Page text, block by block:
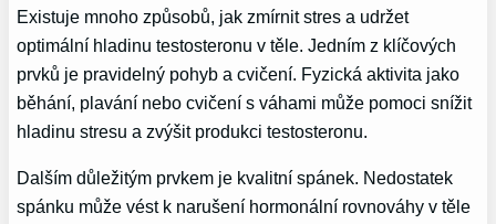
Existuje mnoho způsobů, jak zmírnit stres a udržet
optimální hladinu testosteronu v těle. Jedním z klíčových
prvků je pravidelný pohyb a cvičení. Fyzická aktivita jako
běhání, plavání nebo cvičení s váhami může pomoci snížit
hladinu stresu a zvýšit produkci testosteronu.
Dalším důležitým prvkem je kvalitní spánek. Nedostatek
spánku může vést k narušení hormonální rovnováhy v těle